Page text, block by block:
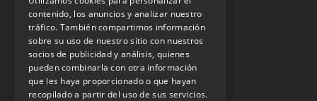
INFORMACIÓN LEGAL
Aviso Legal
Política de Privacidad
Política de Cookies
contenido, los anuncios y analizar nuestro
tráfico. También compartimos información
sobre su uso de nuestro sitio con nuestros
socios de publicidad y análisis, quienes
pueden combinarla con otra información
que les haya proporcionado o que hayan
recopilado a partir del uso de sus servicios.